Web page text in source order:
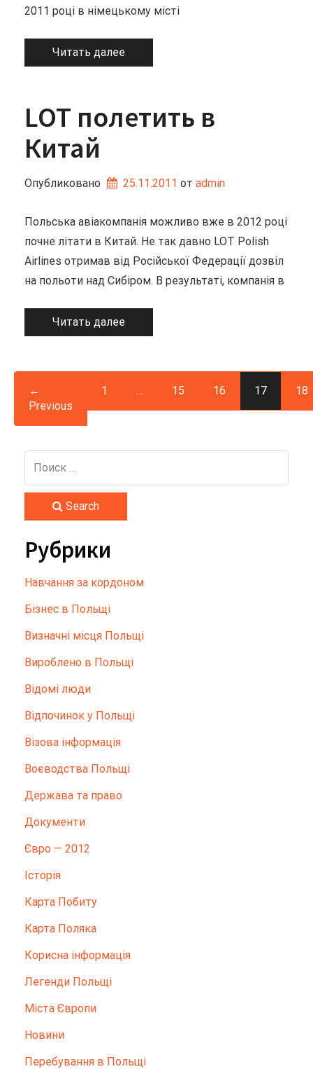
2011 році в німецькому місті
Читать далее
LOT полетить в
Китай
Опубликовано 25.11.2011 от admin
Польська авіакомпанія можливо вже в 2012 році
почне літати в Китай. Не так давно LOT Polish
Airlines отримав від Російської Федерації дозвіл
на польоти над Сибіром. В результаті, компанія в
Читать далее
←
Previous
1 … 15 16 17 18
Search
Рубрики
Hавчання за кордоном
Бізнес в Польщі
Визначні місця Польщі
Вироблено в Польщі
Відомі люди
Відпочинок у Польщі
Візова інформація
Воєводства Польщі
Держава та право
Документи
Євро — 2012
Історія
Карта Побиту
Карта Поляка
Корисна інформація
Легенди Польщі
Міста Європи
Новини
Перебування в Польщі